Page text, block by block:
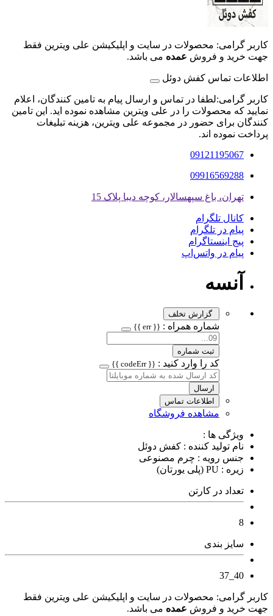
کاربر گرامی: محصولات در سایت و اپلیکیشن علی ویترین فقط
جهت خرید و فروش عمده می باشد.
اطلاعات تماس کفش دوئل
کاربر گرامی:لطفا در تماس و ارسال پیام به تامین کنندگان، اعلام
نمایید که محصولات را در علی ویترین مشاهده نموده اید. این تامین
کنندگان برای حضور در مجموعه علی ویترین، هزینه تبلیغات
پرداخت نموده اند.
09121195067
09916569288
تهران، باغ سپهسالار، کوچه دیبا پلاک 15
کانال تلگرام
پیام در تلگرام
پیج اینستاگرام
پیام در واتس‌اپ
آنسه
گزارش تخلف
شماره همراه : {{ err }}
ثبت شماره
کد را وارد کنید : {{ codeErr }}
ارسال
اطلاعات تماس
مشاهده فروشگاه
ویژگی ها :
نام تولید کننده : کفش دوئل
جنس رویه : چرم مصنوعی
زیره : PU (پلی یورتان)
تعداد در کارتن
8
سایز بندی
40_37
کاربر گرامی: محصولات در سایت و اپلیکیشن علی ویترین فقط
جهت خرید و فروش عمده می باشد.